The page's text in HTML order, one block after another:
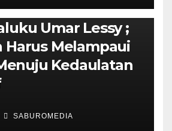
III HMI, Ketua
Umar Lessy ;
Harus Melampaui
Kedaulatan
SABUROMEDIA